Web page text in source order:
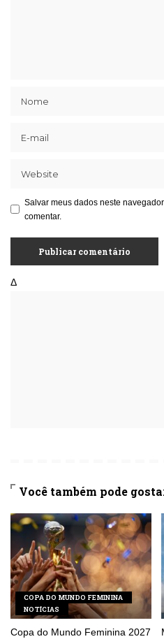
Salvar meus dados neste
comentar.
Δ
Você também pode
COPA DO MUNDO FEMININA
NOTÍCIAS
Copa do Mundo Feminina 2027